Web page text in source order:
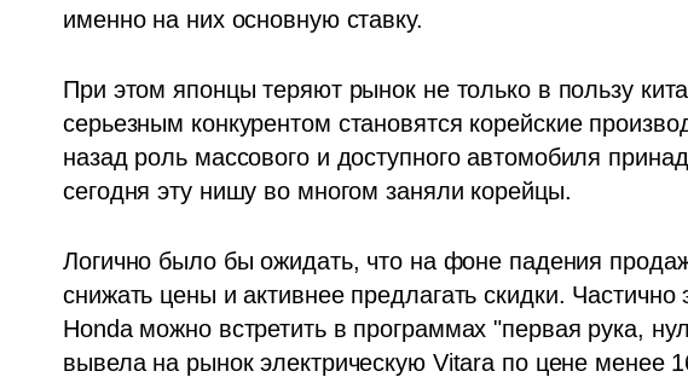
именно на них основную ставку.
При этом японцы теряют рынок не только в пользу
серьезным конкурентом становятся корейские
назад роль массового и доступного автомобиля
сегодня эту нишу во многом заняли корейцы.
Логично было бы ожидать, что на фоне падения
снижать цены и активнее предлагать скидки.
Honda можно встретить в программах "первая рука,
вывела на рынок электрическую Vitara по цене менее